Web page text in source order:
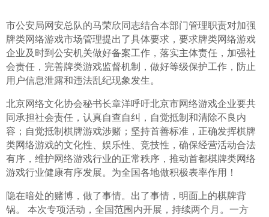
市公安局网安总队的马荣欣同志结合本部门管理职责对加强
牌类网络游戏市场管理提出了具体要求，要求牌类网络游戏
企业及时到公安机关做好备案工作，落实主体责任，加强社
会责任，完善牌类游戏监督机制，做好等级保护工作，防止
用户信息泄露和违法乱纪现象发生。
北京网络文化协会秘书长章洋呼吁北京市网络游戏企业要共
同承担社会责任，认真自查自纠，自觉抵制和清除不良内
容；自觉抵制棋牌游戏涉赌；坚持首善标准，正确发挥棋牌
类网络游戏的文化性、娱乐性、竞技性，确保经营活动合法
有序，维护网络游戏行业的正常秩序，推动首都棋牌类网络
游戏行业健康有序发展。为全国各地做积极表率作用！
隐在暗处的赌博，做了事情。出了事情，明面上的棋牌背
锅。 本次专项活动，全国范围内开展，持续两个月。一方